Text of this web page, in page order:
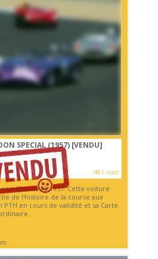
SPECIAL (1957) [VENDU]
481 vues
Chassis #3 1957. Cette voiture
de l'histoire de la course aux
PTH en cours de validité et sa Carte